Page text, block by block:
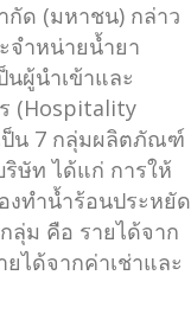
กัด (มหาชน) กล่าว
จำหน่ายน้ำยา
นผู้นำเข้าและ
(Hospitality
ป็น 7 กลุ่มผลิตภัณฑ์
ษัท ได้แก่ การให้
งทำน้ำร้อนประหยัด
ลุ่ม คือ รายได้จาก
ได้จากค่าเช่าและ